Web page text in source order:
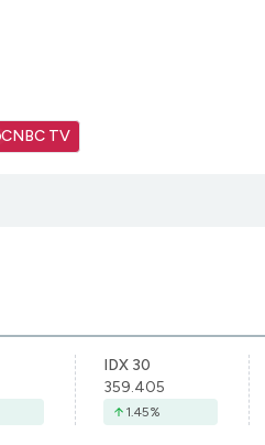
CNBC TV
IDX 30
359.405
1.45%